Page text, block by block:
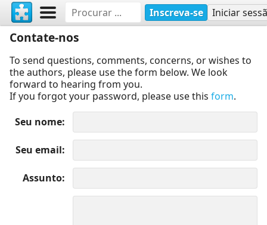
Inscreva-se Iniciar
Contate-nos
To send questions, comments, concerns, or wishes to
the authors, please use the form below. We look
forward to hearing from you.
If you forgot your password, please use this form.
Seu nome
Seu email
Assunto